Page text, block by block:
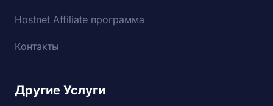
Hostnet Affiliate программа
Контакты
Другие Услуги